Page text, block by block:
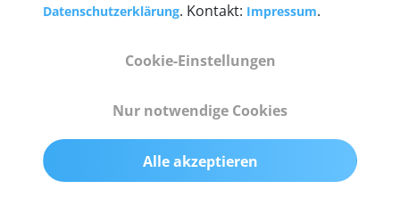
55 mm x 25 mm x 12 mm
200 g
Datenschutzerklärung. Kontakt: Impressum.
Cookie-Einstellungen
Nur notwendige Cookies
Alle akzeptieren